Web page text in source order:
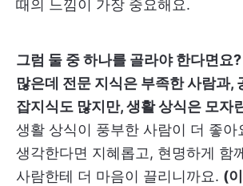
때의 느낌이 가장 중요해요.
그럼 둘 중 하나를 골라야 한다면요
많은데 전문 지식은 부족한 사람과,
잡지식도 많지만, 생활 상식은 모자
생활 상식이 풍부한 사람이 더 좋아
생각한다면 지혜롭고, 현명하게 함
사람한테 더 마음이 끌리니까요. (